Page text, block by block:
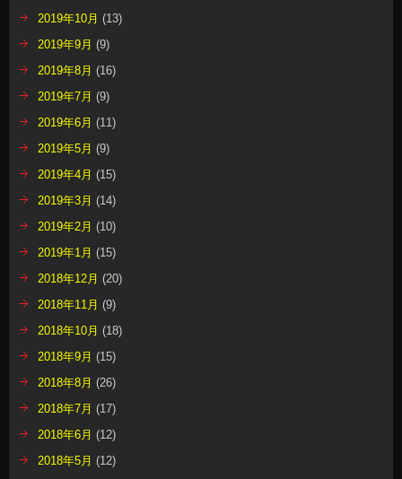
2019年10月 (13)
2019年9月 (9)
2019年8月 (16)
2019年7月 (9)
2019年6月 (11)
2019年5月 (9)
2019年4月 (15)
2019年3月 (14)
2019年2月 (10)
2019年1月 (15)
2018年12月 (20)
2018年11月 (9)
2018年10月 (18)
2018年9月 (15)
2018年8月 (26)
2018年7月 (17)
2018年6月 (12)
2018年5月 (12)